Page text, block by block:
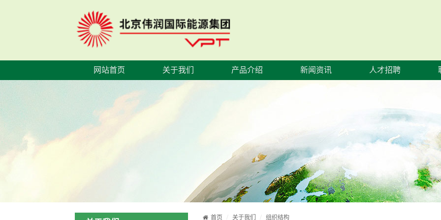
网站首页 关于我们 产品介绍 新闻资讯 人才招聘
首页 关于我们 组织结构